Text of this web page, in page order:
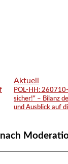
Aktuell
POL-HH:
sicher!“ – Bilanz
und Ausblick auf